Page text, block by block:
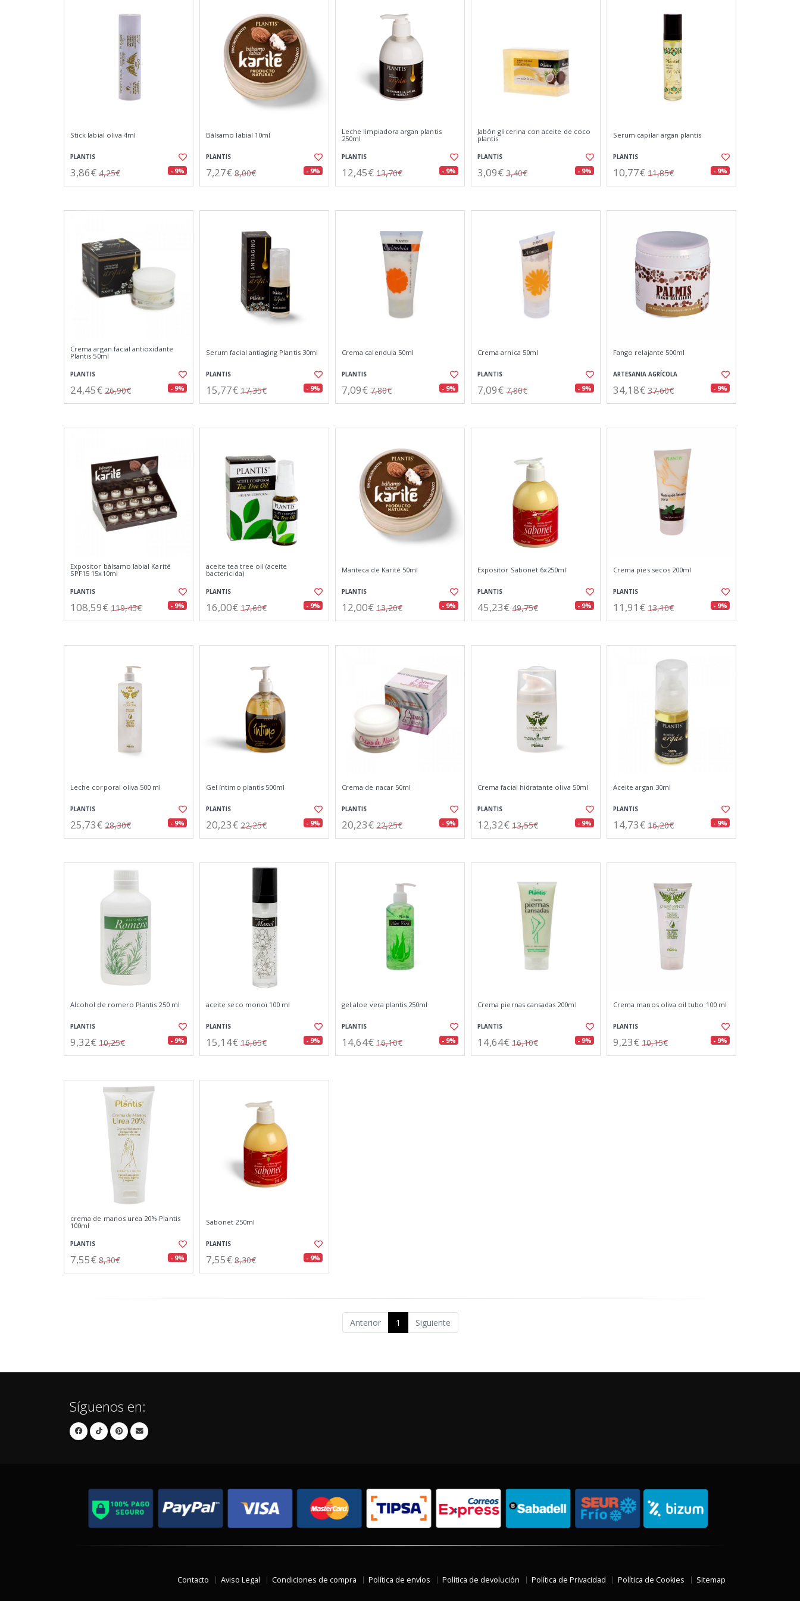
Stick labial oliva 4ml
PLANTIS
3,86€ 4,25€ - 9%
Bálsamo labial 10ml
PLANTIS
7,27€ 8,00€ - 9%
Leche limpiadora argan plantis
250ml
PLANTIS
12,45€ 13,70€ - 9%
Jabón glicerina con aceite de coco
plantis
PLANTIS
3,09€ 3,40€ - 9%
Serum capilar argan plantis
PLANTIS
10,77€ 11,85€ - 9%
Crema argan facial antioxidante
Plantis 50ml
PLANTIS
24,45€ 26,90€ - 9%
Serum facial antiaging Plantis 30ml
PLANTIS
15,77€ 17,35€ - 9%
Crema calendula 50ml
PLANTIS
7,09€ 7,80€ - 9%
Crema arnica 50ml
PLANTIS
7,09€ 7,80€ - 9%
Fango relajante 500ml
ARTESANIA AGRÍCOLA
34,18€ 37,60€ - 9%
Expositor bálsamo labial Karité
SPF15 15x10ml
PLANTIS
108,59€ 119,45€ - 9%
aceite tea tree oil (aceite
bactericida)
PLANTIS
16,00€ 17,60€ - 9%
Manteca de Karité 50ml
PLANTIS
12,00€ 13,20€ - 9%
Expositor Sabonet 6x250ml
PLANTIS
45,23€ 49,75€ - 9%
Crema pies secos 200ml
PLANTIS
11,91€ 13,10€ - 9%
Leche corporal oliva 500 ml
PLANTIS
25,73€ 28,30€ - 9%
Gel íntimo plantis 500ml
PLANTIS
20,23€ 22,25€ - 9%
Crema de nacar 50ml
PLANTIS
20,23€ 22,25€ - 9%
Crema facial hidratante oliva 50ml
PLANTIS
12,32€ 13,55€ - 9%
Aceite argan 30ml
PLANTIS
14,73€ 16,20€ - 9%
Alcohol de romero Plantis 250 ml
PLANTIS
9,32€ 10,25€ - 9%
aceite seco monoï 100 ml
PLANTIS
15,14€ 16,65€ - 9%
gel aloe vera plantis 250ml
PLANTIS
14,64€ 16,10€ - 9%
Crema piernas cansadas 200ml
PLANTIS
14,64€ 16,10€ - 9%
Crema manos oliva oil tubo 100 ml
PLANTIS
9,23€ 10,15€ - 9%
crema de manos urea 20% Plantis
100ml
PLANTIS
7,55€ 8,30€ - 9%
Sabonet 250ml
PLANTIS
7,55€ 8,30€ - 9%
Anterior 1 Siguiente
Síguenos en:
Contacto Aviso Legal Condiciones de compra Política de envíos Política de devolución Política de Privacidad Política de Cookies Sitemap